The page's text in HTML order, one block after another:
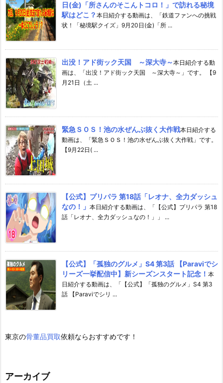
日(金)「所さんのそこんトコロ！」で訪れる秘境
駅はどこ？ 本日紹介する動画は、「鉄道ファンへの挑戦
状！「秘境駅クイズ」9月20日(金)「所 ...
出没！アド街ック天国 ～深大寺～本日紹介する動
画は、「出没！アド街ック天国 ～深大寺～」です。 【9
月21日（土 ...
緊急ＳＯＳ！池の水ぜんぶ抜く大作戦本日紹介する
動画は、「緊急ＳＯＳ！池の水ぜんぶ抜く大作戦」です。
【9月22日( ...
【公式】プリパラ 第18話「レオナ、全力ダッシュ
なの！」 本日紹介する動画は、「【公式】プリパラ 第18
話「レオナ、全力ダッシュなの！」」 ...
【公式】「孤独のグルメ」S4 第3話 【Paraviでシ
リーズ一挙配信中】新シーズンスタート記念！ 本
日紹介する動画は、「【公式】「孤独のグルメ」S4 第3
話 【Paraviでシリ ...
東京の骨董品買取依頼ならおすすめです！
アーカイブ